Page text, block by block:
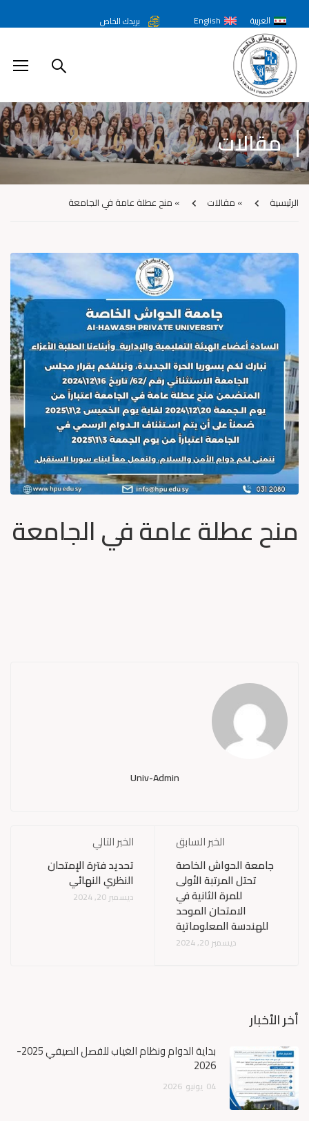
العربية English بريدك الخاص
مقالات
الرئيسية » مقالات » منح عطلة عامة في الجامعة
منح عطلة عامة في الجامعة
Univ-Admin
الخبر السابق
جامعة الحواش الخاصة
تحتل المرتبة الأولى
للمرة الثانية في
الامتحان الموحد
للهندسة المعلوماتية
ديسمبر 20, 2024
الخبر التالي
تحديد فترة الإمتحان
النظري النهائي
ديسمبر 20, 2024
أخر الأخبار
بداية الدوام ونظام الغياب للفصل الصيفي 2025-
2026
04 يونيو 2026